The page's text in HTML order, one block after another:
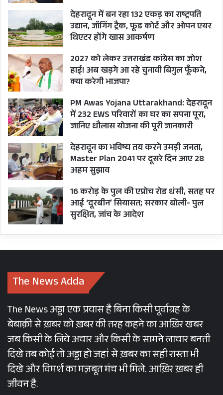
देहरादून में बन रहा 132 एकड़ का राष्ट्रपति
उद्यान, जॉगिंग ट्रैक, फूड कोर्ट और ओपन एयर
थिएटर होंगे खास आकर्षण
2027 को लेकर उत्तराखंड कांग्रेस का जोश
हाई! अब खड़गे आ रहे चुनावी बिगुल फूँकने,
क्या करेगी भाजपा?
PM Awas Yojana Uttarakhand: देहरादून
में 232 EWS परिवारों का घर का सपना पूरा,
जानिए धौलास योजना की पूरी जानकारी
देहरादून का भविष्य तय करने उमड़ी जनता,
Master Plan 2041 पर दूसरे दिन आए 28
अहम सुझाव
16 करोड़ के पुल की एप्रोच रोड धंसी, सतह पर
आई ‘दूरबीन’ सियासत; सरकार बोली- पुल
सुरक्षित, जांच के आदेश
The News Adda
The News अड्डा एक प्रयास है बिना किसी पूर्वाग्रह के
बेबाक़ी से ख़बर को ख़बर की तरह कहने का आख़िर खबर
जब किसी के लिये अचार और किसी के सामने लाचार बनती
दिखे तब कोई तो अड्डा हो जहां से ख़बर का सही रास्ता भी
दिखे और विमर्श का मज़बूत मंच भी मिले. आख़िर ख़बर ही
जीवन है.